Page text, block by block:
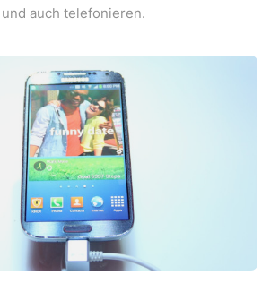
auch telefonieren.